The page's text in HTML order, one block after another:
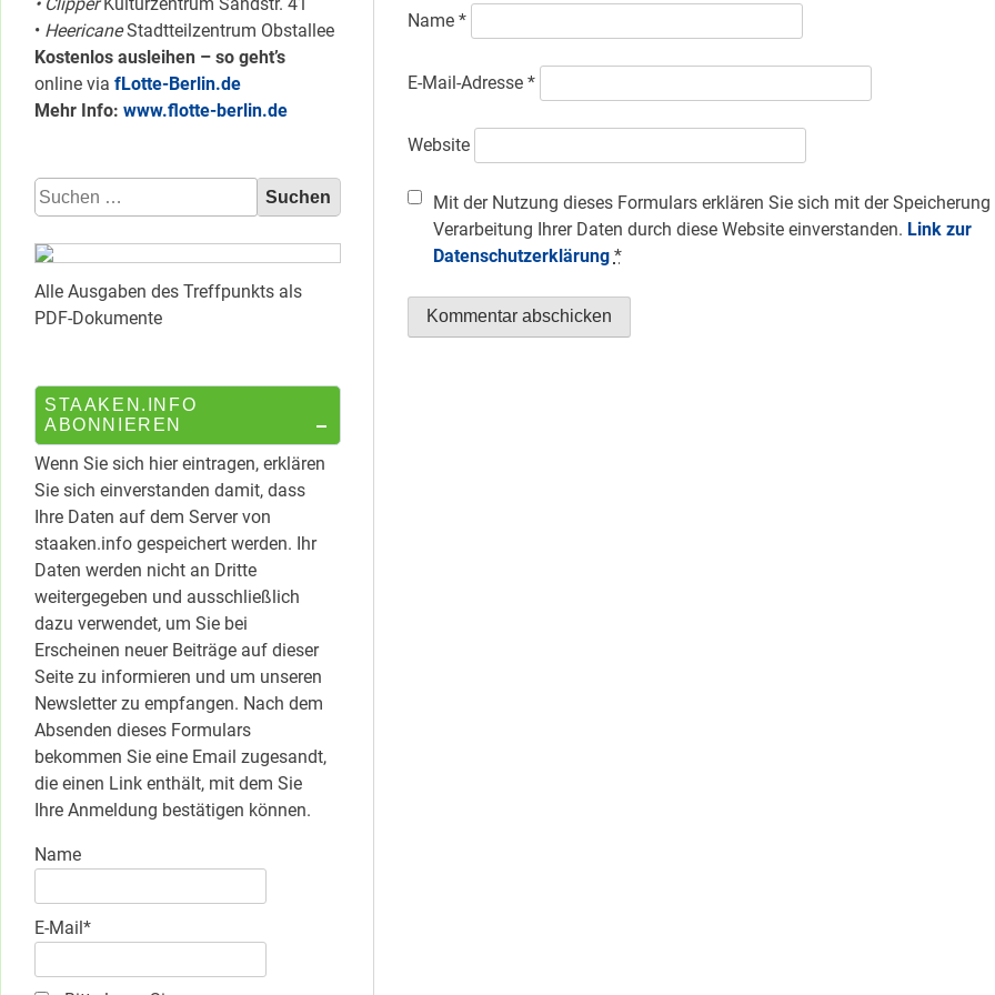
Name *
E-Mail-Adresse *
Website
Mit der Nutzung dieses Formulars erklären Sie sich mit der Speicherung
Verarbeitung Ihrer Daten durch diese Website einverstanden. Link zur
Datenschutzerklärung *
• HeericaneStadtteilzentrum Obstallee
Kostenlos ausleihen – so geht’s
online via fLotte-Berlin.de
Mehr Info: www.flotte-berlin.de
Suchen
nach:
Alle Ausgaben des Treffpunkts als
PDF-Dokumente
STAAKEN.INFO
ABONNIEREN
Wenn Sie sich hier eintragen, erklären
Sie sich einverstanden damit, dass
Ihre Daten auf dem Server von
staaken.info gespeichert werden. Ihr
Daten werden nicht an Dritte
weitergegeben und ausschließlich
dazu verwendet, um Sie bei
Erscheinen neuer Beiträge auf dieser
Seite zu informieren und um unseren
Newsletter zu empfangen. Nach dem
Absenden dieses Formulars
bekommen Sie eine Email zugesandt,
die einen Link enthält, mit dem Sie
Ihre Anmeldung bestätigen können.
Name
E-Mail*